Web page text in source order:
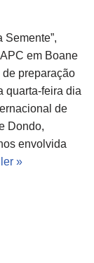
Semente”,
em Boane
preparação
quarta-feira dia
de
Dondo,
envolvida
»